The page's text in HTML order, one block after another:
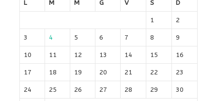
L
M M G V S D
1 2
3 4 5 6 7 8 9
10 11 12 13 14 15 16
17 18 19 20 21 22 23
24 25 26 27 28 29 30